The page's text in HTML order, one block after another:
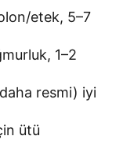
etek, 5–7
1–2
resmi) iyi
ütü